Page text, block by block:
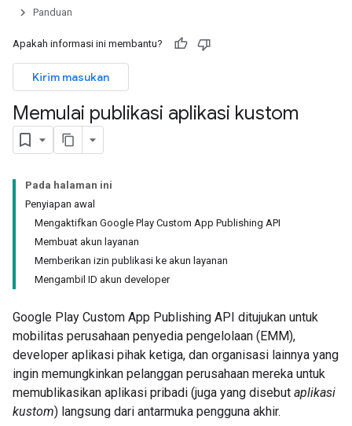
Panduan
Apakah informasi ini membantu?
Kirim masukan
Memulai publikasi aplikasi kustom
Pada halaman ini
Penyiapan awal
Mengaktifkan Google Play Custom App Publishing API
Membuat akun layanan
Memberikan izin publikasi ke akun layanan
Mengambil ID akun developer
Google Play Custom App Publishing API ditujukan untuk
mobilitas perusahaan penyedia pengelolaan (EMM),
developer aplikasi pihak ketiga, dan organisasi lainnya yang
ingin memungkinkan pelanggan perusahaan mereka untuk
memublikasikan aplikasi pribadi (juga yang disebut aplikasi
kustom) langsung dari antarmuka pengguna akhir.